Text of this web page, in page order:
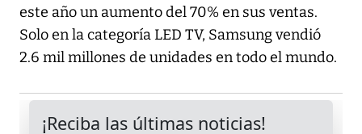
este año un aumento del 70% en sus ventas.
Solo en la categoría LED TV, Samsung vendió
2.6 mil millones de unidades en todo el mundo.